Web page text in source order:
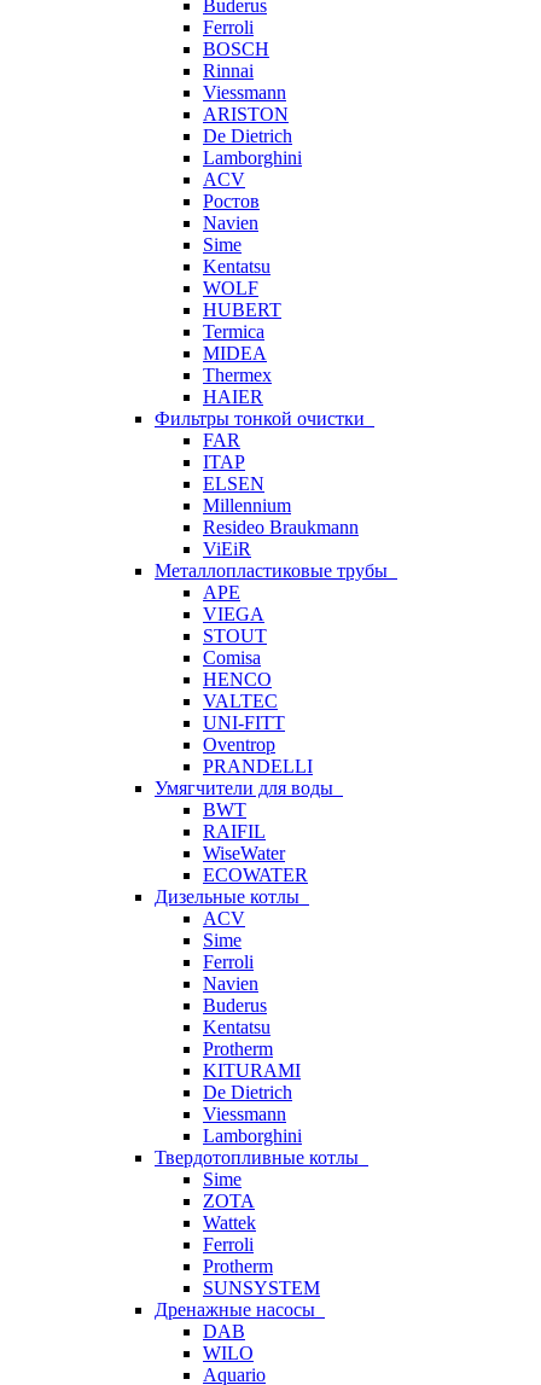
Buderus
Ferroli
BOSCH
Rinnai
Viessmann
ARISTON
De Dietrich
Lamborghini
ACV
Ростов
Navien
Sime
Kentatsu
WOLF
HUBERT
Termica
MIDEA
Thermex
HAIER
Фильтры тонкой очистки
FAR
ITAP
ELSEN
Millennium
Resideo Braukmann
ViEiR
Металлопластиковые трубы
APE
VIEGA
STOUT
Comisa
HENCO
VALTEC
UNI-FITT
Oventrop
PRANDELLI
Умягчители для воды
BWT
RAIFIL
WiseWater
ECOWATER
Дизельные котлы
ACV
Sime
Ferroli
Navien
Buderus
Kentatsu
Protherm
KITURAMI
De Dietrich
Viessmann
Lamborghini
Твердотопливные котлы
Sime
ZOTA
Wattek
Ferroli
Protherm
SUNSYSTEM
Дренажные насосы
DAB
WILO
Aquario